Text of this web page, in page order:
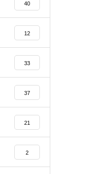
40
12
33
37
21
2